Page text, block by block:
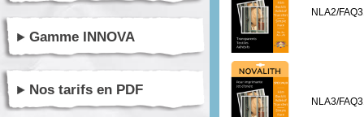
Gamme INNOVA
Nos tarifs en PDF
NLA2/
NLA3/